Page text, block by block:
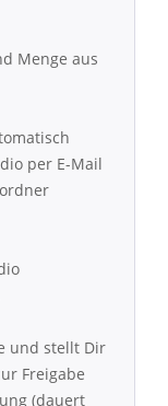
Menge aus
per E-Mail
und stellt Dir
Freigabe
(dauert